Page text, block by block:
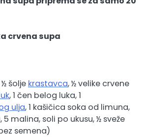
crvena supa
šolje krastavca, ½ velike crvene
, 1 čen belog luka, 1
ulja, 1 kašičica soka od limuna,
malina, soli po ukusu, ½ sveže
semena)